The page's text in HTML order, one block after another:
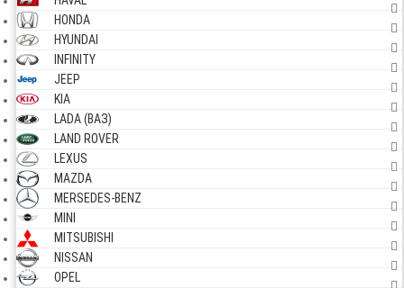
HONDA
HYUNDAI
INFINITY
JEEP
KIA
LADA (ВАЗ)
LAND ROVER
LEXUS
MAZDA
MERSEDES-BENZ
MINI
MITSUBISHI
NISSAN
OPEL